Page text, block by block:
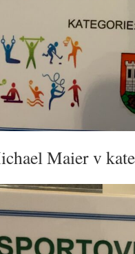
Maier v